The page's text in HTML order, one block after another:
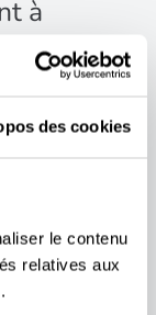
des cookies
le contenu
relatives aux
à
à
De